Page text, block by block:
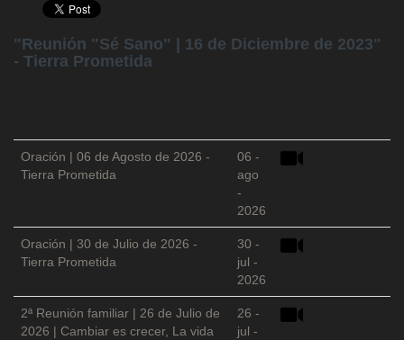
"Reunión "Sé Sano" | 16 de Diciembre de 2023"
- Tierra Prometida
Oración | 06 de Agosto de 2026 -
Tierra Prometida
06 -
ago
-
2026
Oración | 30 de Julio de 2026 -
Tierra Prometida
30 -
jul -
2026
2ª Reunión familiar | 26 de Julio de
2026 | Cambiar es crecer, La vida
26 -
jul -